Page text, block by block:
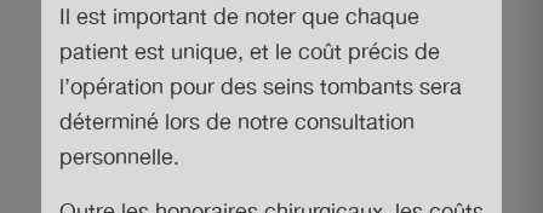
Il est important de noter que chaque
patient est unique, et le coût précis de
l’opération pour des seins tombants sera
déterminé lors de notre consultation
personnelle.